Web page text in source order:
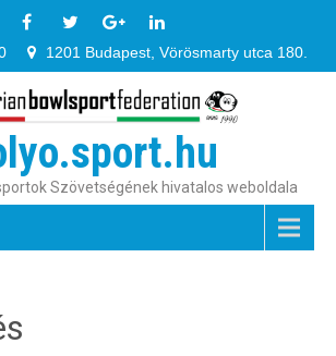
1201 Budapest, Vörösmarty utca 180.
Szövetségének hivatalos weboldala